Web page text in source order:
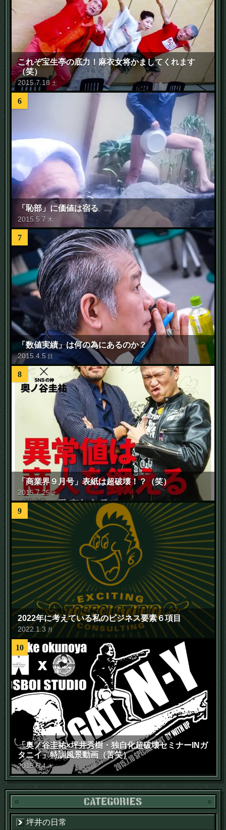
これぞ宝生亭の底力！麻衣女将かましてくれます
（笑）
2015.7.18 土
6
「恥部」に価値は宿る
2015.5.7 木
7
「数値実績」は何の為にあるのか？
2015.4.5 日
8
「商業界９月号」表紙は超破壊！？（笑）
2015.7.25 土
9
2022年に考えている私のビジネス要素６項目
2022.1.3 月
10
「奥ノ谷圭祐×坪井秀樹・独自化超破壊セミナーINガ
タニイ」特訓風景動画（苦笑）
2015.6.4 木
坪井の日常